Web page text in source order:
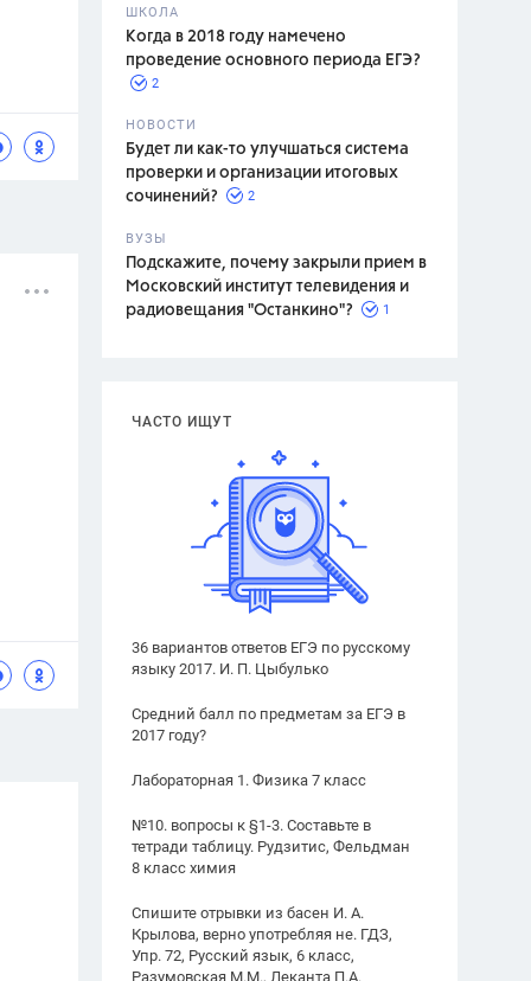
ШКОЛА
Когда в 2018 году намечено
проведение основного периода ЕГЭ?
2
НОВОСТИ
Будет ли как-то улучшаться система
проверки и организации итоговых
сочинений?
2
ВУЗЫ
Подскажите, почему закрыли прием в
Московский институт телевидения и
радиовещания "Останкино"?
1
ЧАСТО ИЩУТ
36 вариантов ответов ЕГЭ по русскому
языку 2017. И. П. Цыбулько
Средний балл по предметам за ЕГЭ в
2017 году?
Лабораторная 1. Физика 7 класс
№10. вопросы к §1-3. Составьте в
тетради таблицу. Рудзитис, Фельдман
8 класс химия
Спишите отрывки из басен И. А.
Крылова, верно употребляя не. ГДЗ,
Упр. 72, Русский язык, 6 класс,
Разумовская М.М., Леканта П.А.